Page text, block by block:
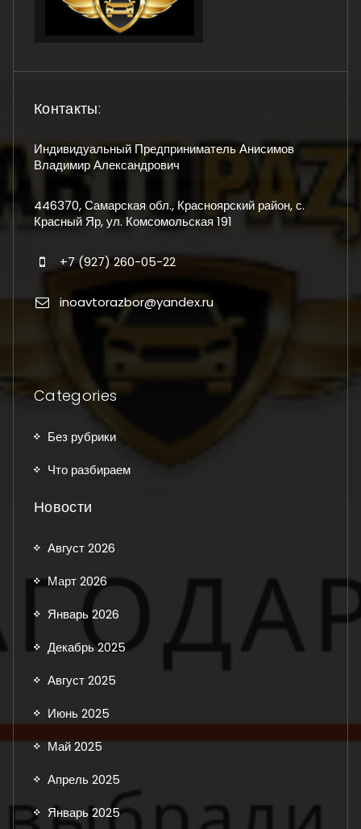
Контакты:
Индивидуальный Предприниматель Анисимов
Владимир Александрович
446370, Самарская обл., Красноярский район, с.
Красный Яр, ул. Комсомольская 191
+7 (927) 260-05-22
inoavtorazbor@yandex.ru
Categories
Без рубрики
Что разбираем
Новости
Август 2026
Март 2026
Январь 2026
Декабрь 2025
Август 2025
Июнь 2025
Май 2025
Апрель 2025
Январь 2025